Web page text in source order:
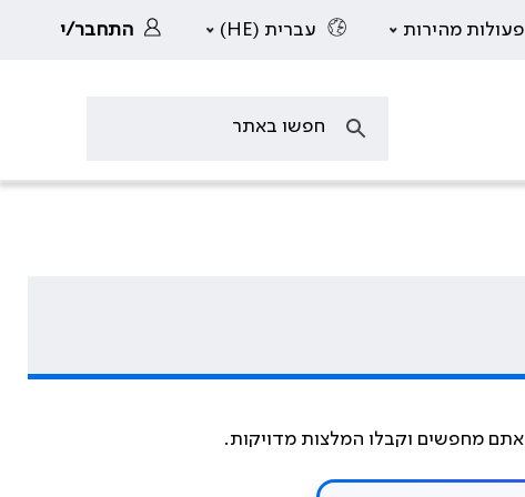
פעולות מהירות עברית (HE) התחבר/י